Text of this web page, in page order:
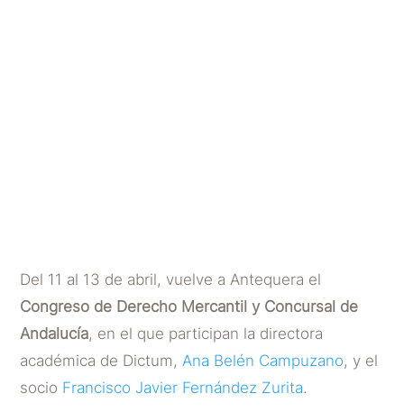
Del 11 al 13 de abril, vuelve a Antequera el
Congreso de Derecho Mercantil y Concursal de
Andalucía, en el que participan la directora
académica de Dictum, Ana Belén Campuzano, y el
socio Francisco Javier Fernández Zurita.